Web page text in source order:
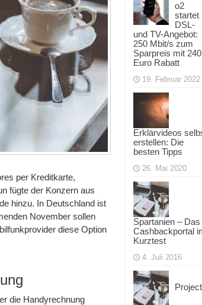
per Kreditkarte,
fügte der Konzern aus
hinzu. In Deutschland ist
November sollen
diese Option
die Handyrechnung
o2
startet
DSL-
und TV-Angebot:
250 Mbit/s zum
Sparpreis mit 240
Euro Rabatt
19. Februar 2022
Erklärvideos
erstellen: Die
besten Tipps
26. Mai 2020
Spartanien – Das
Cashbackportal
Kurztest
4. Juli 2016
Project